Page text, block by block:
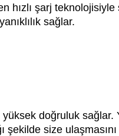
hızlı şarj teknolojisiyle
sağlar.
doğruluk sağlar.
şekilde size